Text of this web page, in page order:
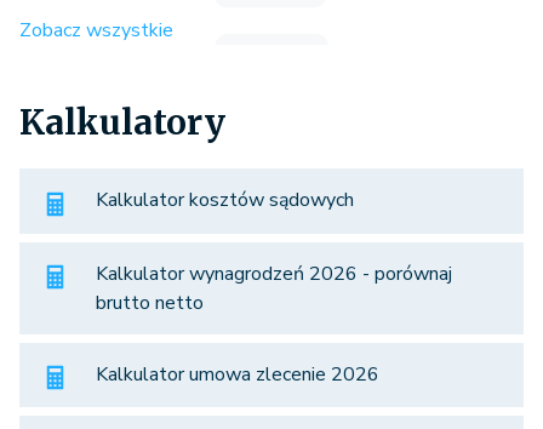
Zobacz wszystkie
Kalkulatory
Kalkulator kosztów sądowych
Kalkulator wynagrodzeń 2026 - porównaj
brutto netto
Kalkulator umowa zlecenie 2026